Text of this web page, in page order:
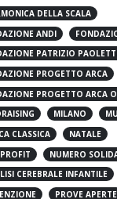
ALZHEIMER ITALIA
DELLA SCALA
ANDI
PATRIZIO PAOLETTI
PROGETTO ARCA
PROGETTO ARCA
MILANO
CLASSICA
NATALE
NUMERO
CEREBRALE INFANTILE